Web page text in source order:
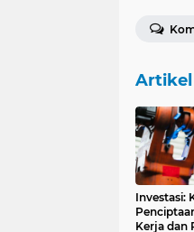
Investasi:
Kerja dan